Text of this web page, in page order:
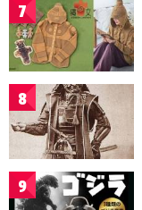
7
8
9